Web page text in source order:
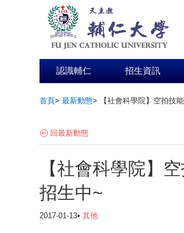
認識輔仁 招生資訊
首頁> 最新動態> 【社會科學院】空拍技
回最新動態
【社會科學院】
招生中~
2017-01-13• 其他